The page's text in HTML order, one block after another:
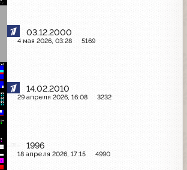
03.12.2000
4 мая 2026, 03:28 5169
14.02.2010
29 апреля 2026, 16:08 3232
1996
18 апреля 2026, 17:15 4990